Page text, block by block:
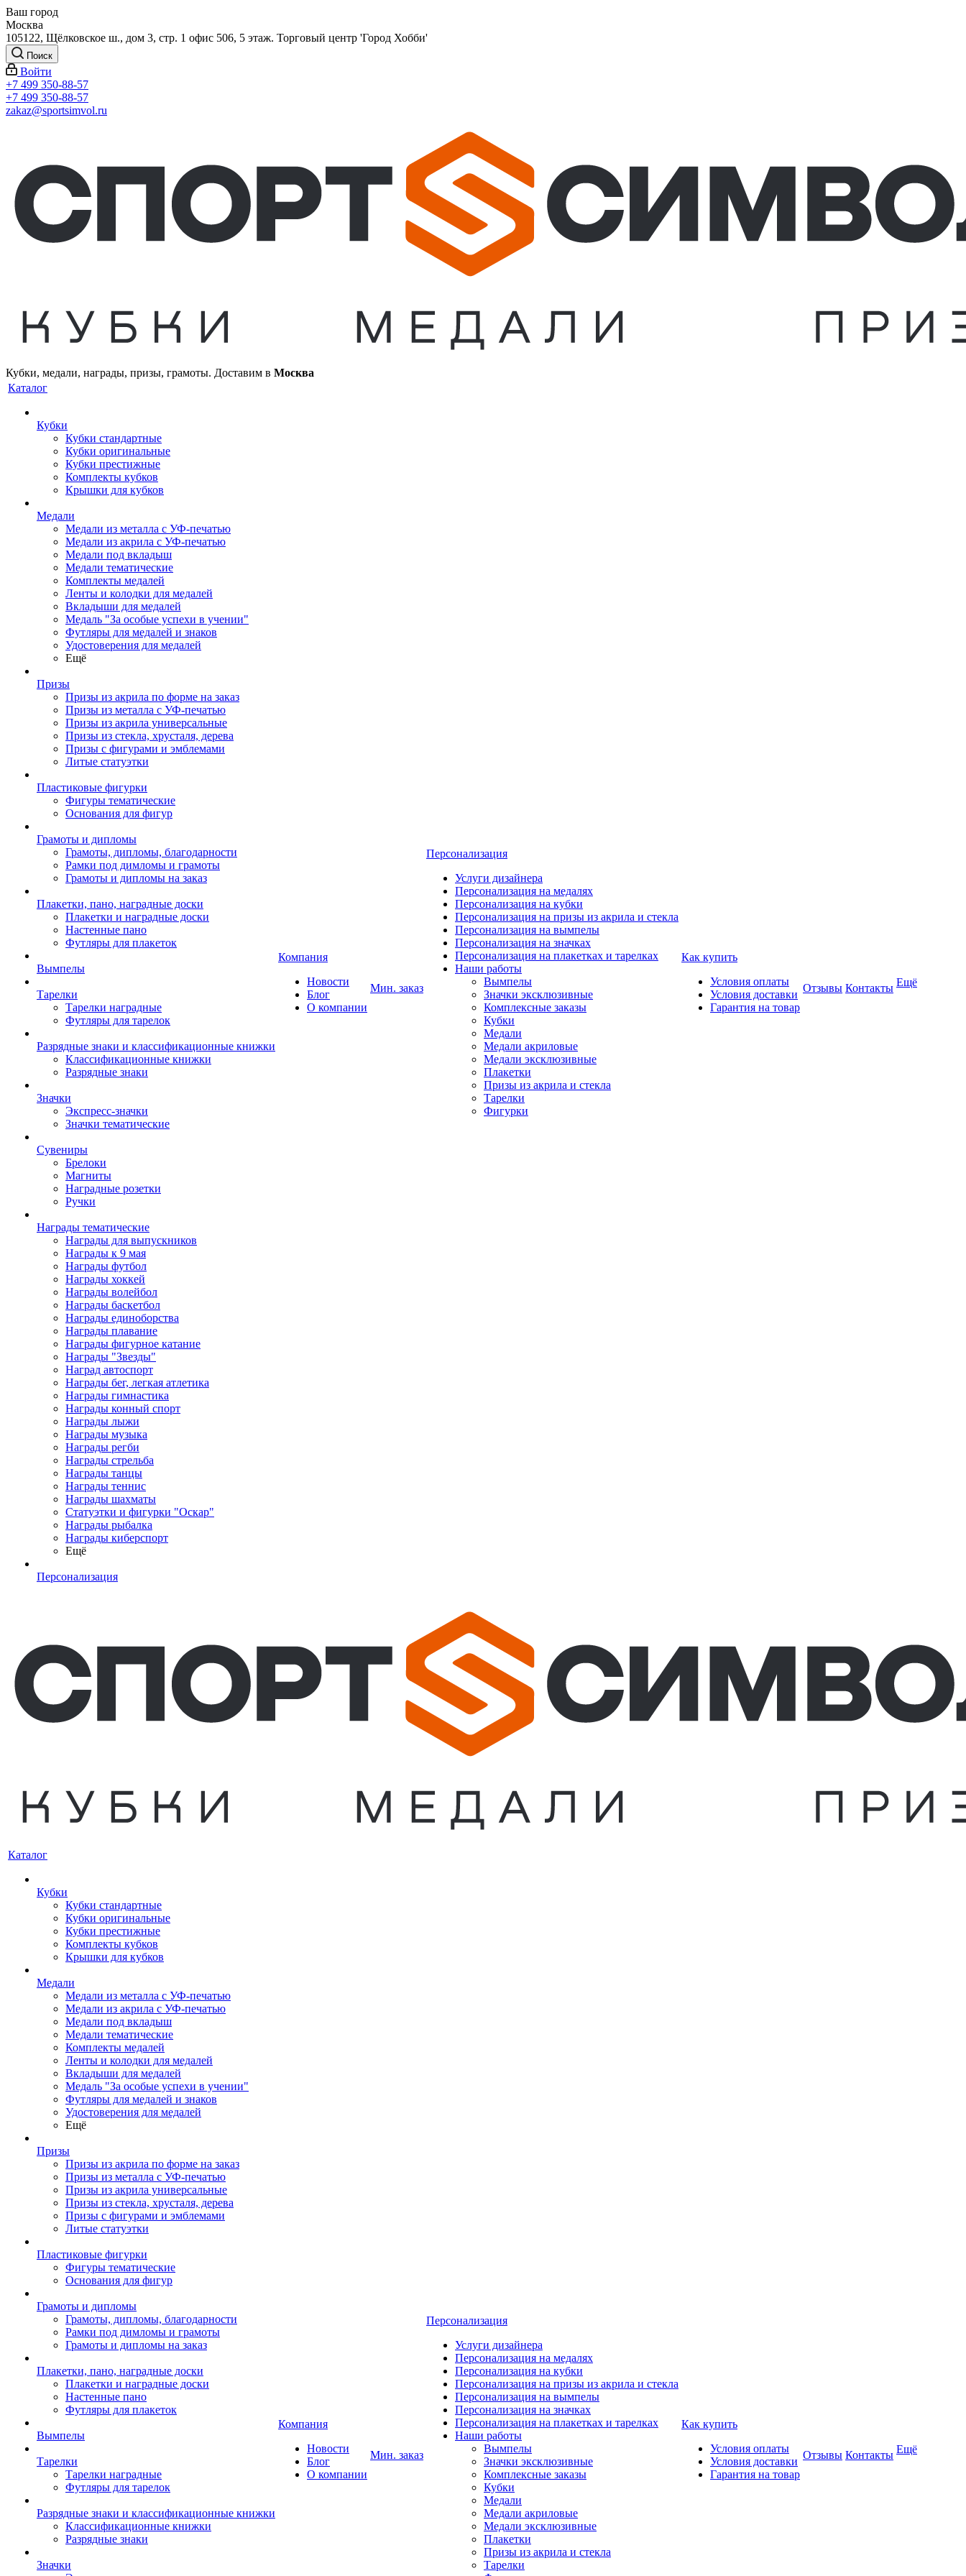
Ваш город
Москва
105122, Щёлковское ш., дом 3, стр. 1 офис 506, 5 этаж. Торговый центр 'Город Хобби'
Поиск
Войти
+7 499 350-88-57
+7 499 350-88-57
zakaz@sportsimvol.ru
Кубки, медали, награды, призы, грамоты. Доставим в Москва
Каталог
Кубки
Кубки стандартные
Кубки оригинальные
Кубки престижные
Комплекты кубков
Крышки для кубков
Медали
Медали из металла с УФ-печатью
Медали из акрила с УФ-печатью
Медали под вкладыш
Медали тематические
Комплекты медалей
Ленты и колодки для медалей
Вкладыши для медалей
Медаль "За особые успехи в учении"
Футляры для медалей и знаков
Удостоверения для медалей
Ещё
Призы
Призы из акрила по форме на заказ
Призы из металла с УФ-печатью
Призы из акрила универсальные
Призы из стекла, хрусталя, дерева
Призы с фигурами и эмблемами
Литые статуэтки
Пластиковые фигурки
Фигуры тематические
Основания для фигур
Грамоты и дипломы
Грамоты, дипломы, благодарности
Рамки под димломы и грамоты
Грамоты и дипломы на заказ
Плакетки, пано, наградные доски
Плакетки и наградные доски
Настенные пано
Футляры для плакеток
Вымпелы
Тарелки
Тарелки наградные
Футляры для тарелок
Разрядные знаки и классификационные книжки
Классификационные книжки
Разрядные знаки
Значки
Экспресс-значки
Значки тематические
Сувениры
Брелоки
Магниты
Наградные розетки
Ручки
Награды тематические
Награды для выпускников
Награды к 9 мая
Награды футбол
Награды хоккей
Награды волейбол
Награды баскетбол
Награды единоборства
Награды плавание
Награды фигурное катание
Награды "Звезды"
Наград автоспорт
Награды бег, легкая атлетика
Награды гимнастика
Награды конный спорт
Награды лыжи
Награды музыка
Награды регби
Награды стрельба
Награды танцы
Награды теннис
Награды шахматы
Статуэтки и фигурки "Оскар"
Награды рыбалка
Награды киберспорт
Ещё
Персонализация
Компания
Новости
Блог
О компании
Мин. заказ
Персонализация
Услуги дизайнера
Персонализация на медалях
Персонализация на кубки
Персонализация на призы из акрила и стекла
Персонализация на вымпелы
Персонализация на значках
Персонализация на плакетках и тарелках
Наши работы
Вымпелы
Значки эксклюзивные
Комплексные заказы
Кубки
Медали
Медали акриловые
Медали эксклюзивные
Плакетки
Призы из акрила и стекла
Тарелки
Фигурки
Как купить
Условия оплаты
Условия доставки
Гарантия на товар
Отзывы Контакты Ещё
Каталог
Кубки
Кубки стандартные
Кубки оригинальные
Кубки престижные
Комплекты кубков
Крышки для кубков
Медали
Медали из металла с УФ-печатью
Медали из акрила с УФ-печатью
Медали под вкладыш
Медали тематические
Комплекты медалей
Ленты и колодки для медалей
Вкладыши для медалей
Медаль "За особые успехи в учении"
Футляры для медалей и знаков
Удостоверения для медалей
Ещё
Призы
Призы из акрила по форме на заказ
Призы из металла с УФ-печатью
Призы из акрила универсальные
Призы из стекла, хрусталя, дерева
Призы с фигурами и эмблемами
Литые статуэтки
Пластиковые фигурки
Фигуры тематические
Основания для фигур
Грамоты и дипломы
Грамоты, дипломы, благодарности
Рамки под димломы и грамоты
Грамоты и дипломы на заказ
Плакетки, пано, наградные доски
Плакетки и наградные доски
Настенные пано
Футляры для плакеток
Вымпелы
Тарелки
Тарелки наградные
Футляры для тарелок
Разрядные знаки и классификационные книжки
Классификационные книжки
Разрядные знаки
Значки
Компания
Новости
Блог
О компании
Мин. заказ
Персонализация
Услуги дизайнера
Персонализация на медалях
Персонализация на кубки
Персонализация на призы из акрила и стекла
Персонализация на вымпелы
Персонализация на значках
Персонализация на плакетках и тарелках
Наши работы
Вымпелы
Значки эксклюзивные
Комплексные заказы
Кубки
Медали
Медали акриловые
Медали эксклюзивные
Плакетки
Призы из акрила и стекла
Тарелки
Как купить
Условия оплаты
Условия доставки
Гарантия на товар
Отзывы Контакты Ещё